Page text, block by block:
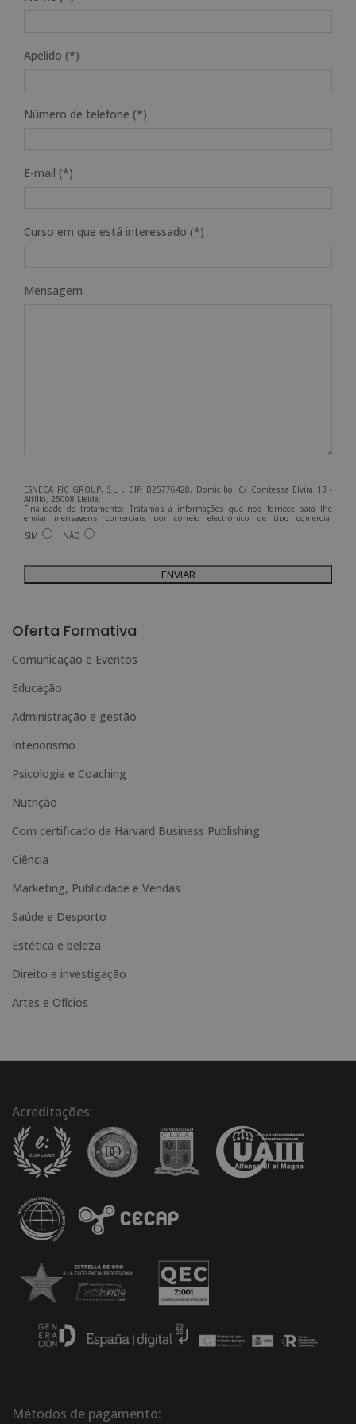
Apelido (*)
Número de telefone (*)
E-mail (*)
Curso em que está interessado (*)
Mensagem
ESNECA FIC GROUP, S.L. , CIF: B25776428, Domicilio: C/ Comtessa Elvira 13 -
Altillo, 25008 Lleida.
Finalidade do tratamento: Tratamos a informações que nos fornece para lhe
enviar mensagens comerciais por correio electrónico de tipo comercial
relacionadas com os produtos oferecidos e outros produtos que possam ser do
seu interesse.
contactando-nos para o endereço admin@grupoesneca.com.
Para mais informações, consulte a nossa Política de Privacidade.
Deseja receber informação comercial (por telefone e/ou correio electrónico):
SIM NÃO
e
r
n
i
v
e
Oferta Formativa
Comunicação e Eventos
Educação
Administração e gestão
Interiorismo
Psicologia e Coaching
Nutrição
Com certificado da Harvard Business Publishing
Ciência
Marketing, Publicidade e Vendas
Saúde e Desporto
Estética e beleza
Direito e investigação
Artes e Ofícios
Acreditações:
Métodos de pagamento: